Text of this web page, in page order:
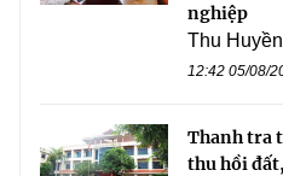
nghiệp
Thu Huyền
12:42 05/08/
Thanh tra
thu hồi